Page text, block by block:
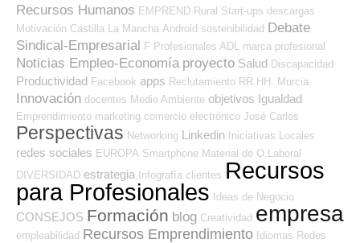
Recursos Humanos EMPREND Rural Start-ups descargas
Motivación Castilla La Mancha Android sostenibilidad Debate
Sindical-Empresarial F Profesionales ADL marca profesional
Noticias Empleo-Economía proyecto Salud Discapacidad
Productividad Facebook apps Reclutamiento RR.HH. Murcia
Innovación docentes Medio Ambiente objetivos Igualdad
Emprendimiento marketing comercio electrónico José Carlos
Perspectivas Networking Linkedin Iniciativas Locales
redes sociales EUROPA Smartphone Material de O.Laboral
DIVERSIDAD estrategia Infografía clientes Recursos
para Profesionales Ideas de Negocio
CONSEJOS Formación blog Creatividad empresa
empleabilidad Recursos Emprendimiento Idiomas Redes